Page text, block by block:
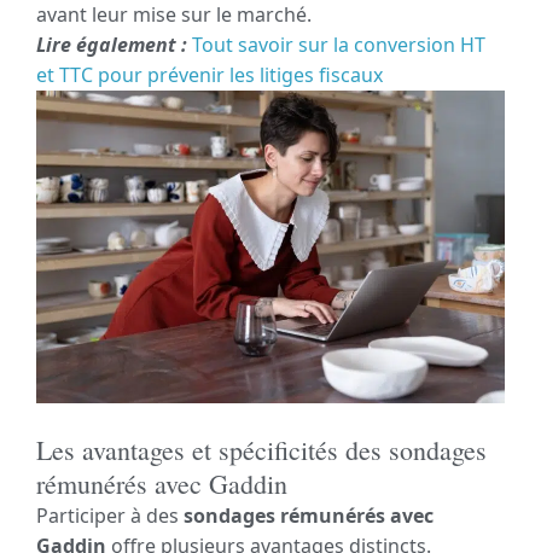
avant leur mise sur le marché.
Lire également :Tout savoir sur la conversion HT
et TTC pour prévenir les litiges fiscaux
Les avantages et spécificités des sondages
rémunérés avec Gaddin
Participer à des sondages rémunérés avec
Gaddin offre plusieurs avantages distincts.